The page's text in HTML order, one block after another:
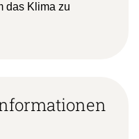
das Klima zu